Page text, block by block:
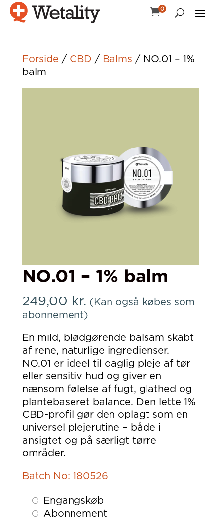
0
Forside / CBD / Balms / NO.01 – 1%
balm
NO.01 – 1% balm
249,00 kr. (Kan også købes som
abonnement)
En mild, blødgørende balsam skabt
af rene, naturlige ingredienser.
NO.01 er ideel til daglig pleje af tør
eller sensitiv hud og giver en
nænsom følelse af fugt, glathed og
plantebaseret balance. Den lette 1%
CBD-profil gør den oplagt som en
universel plejerutine – både i
ansigtet og på særligt tørre
områder.
Batch No: 180526
Choose
purchase
Engangskøb
Abonnement